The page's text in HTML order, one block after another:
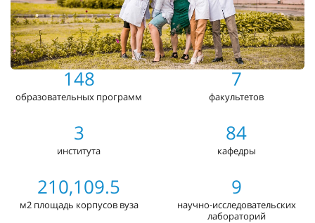
148
образовательных программ
7
факультетов
3
института
84
кафедры
210,109.5
м2 площадь корпусов вуза
9
научно-исследовательских
лабораторий